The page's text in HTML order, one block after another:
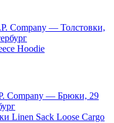
Hoodie
Linen Sack Loose Cargo